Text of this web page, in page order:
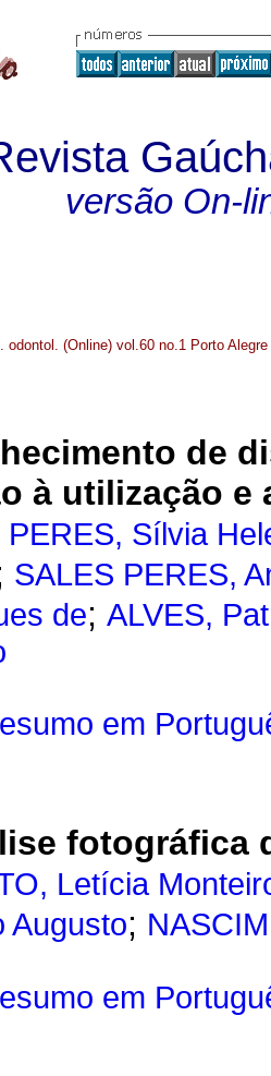
versão On-
odontol. (Online) vol.60 no.1 Porto
de
à utilização
PERES, Sílvia
SALES PERES,
de; ALVES,
em
fotográfica
Letícia
Augusto;
em